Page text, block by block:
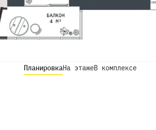
ПланировкаНа этажеВ комплексе